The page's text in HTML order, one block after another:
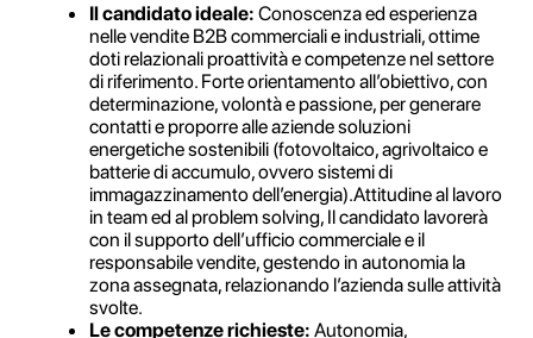
Il candidato ideale: Conoscenza ed esperienza
nelle vendite B2B commerciali e industriali, ottime
doti relazionali proattività e competenze nel settore
di riferimento. Forte orientamento all’obiettivo, con
determinazione, volontà e passione, per generare
contatti e proporre alle aziende soluzioni
energetiche sostenibili (fotovoltaico, agrivoltaico e
batterie di accumulo, ovvero sistemi di
immagazzinamento dell’energia).Attitudine al lavoro
in team ed al problem solving, Il candidato lavorerà
con il supporto dell’ufficio commerciale e il
responsabile vendite, gestendo in autonomia la
zona assegnata, relazionando l’azienda sulle attività
svolte.
Le competenze richieste: Autonomia,